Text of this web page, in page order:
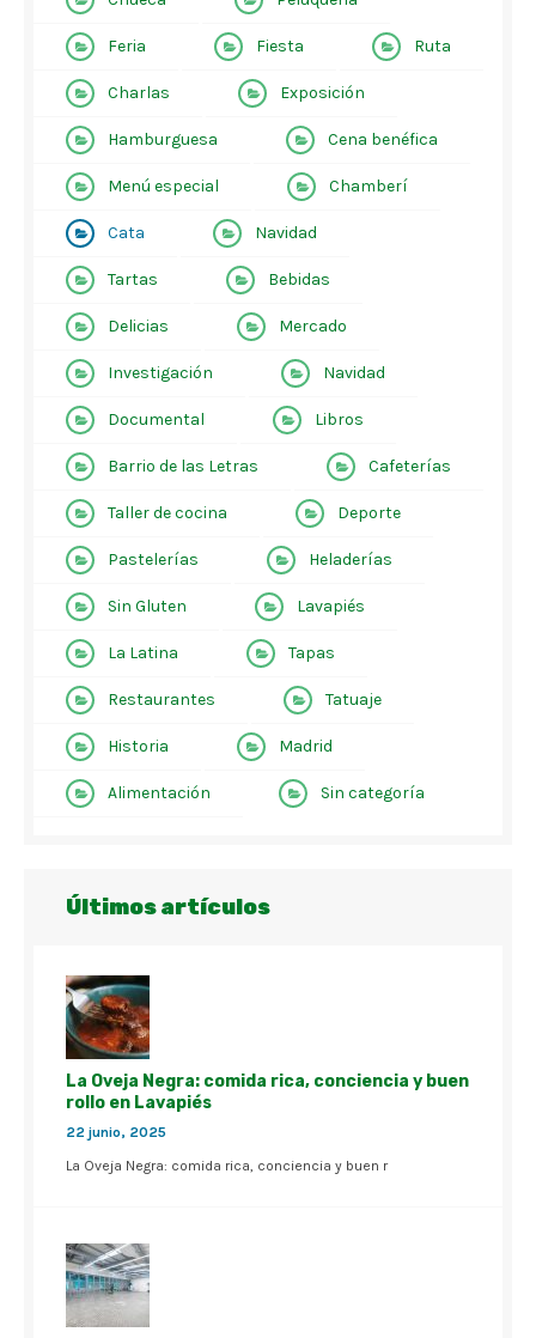
Feria Fiesta Ruta
Charlas Exposición
Hamburguesa Cena benéfica
Menú especial Chamberí
Cata Navidad
Tartas Bebidas
Delicias Mercado
Investigación Navidad
Documental Libros
Barrio de las Letras Cafeterías
Taller de cocina Deporte
Pastelerías Heladerías
Sin Gluten Lavapiés
La Latina Tapas
Restaurantes Tatuaje
Historia Madrid
Alimentación Sin categoría
Últimos artículos
La Oveja Negra: comida rica, conciencia y buen
rollo en Lavapiés
22 junio, 2025
La Oveja Negra: comida rica, conciencia y buen r